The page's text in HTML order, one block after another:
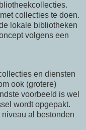
collecties te doen.
lokale bibliotheken
volgens een
en diensten
ook (grotere)
voorbeeld is wel
wordt opgepakt.
al bestonden